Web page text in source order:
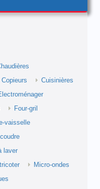
Copieurs
Cuisinières
Four-gril
vaisselle
laver
Micro-ondes